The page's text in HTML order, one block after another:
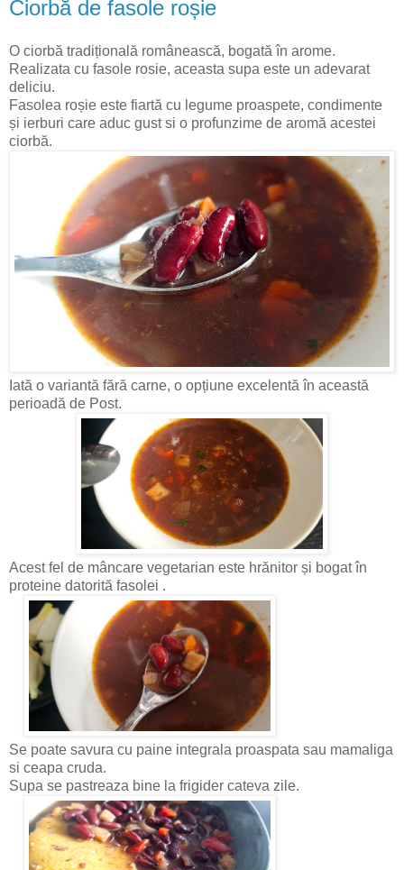
Ciorbă de fasole roșie
O ciorbă tradițională românească, bogată în arome.
Realizata cu fasole rosie, aceasta supa este un adevarat
deliciu.
Fasolea roșie este fiartă cu legume proaspete, condimente
și ierburi care aduc gust si o profunzime de aromă acestei
ciorbă.
Iată o variantă fără carne, o opțiune excelentă în această
perioadă de Post.
Acest fel de mâncare vegetarian este hrănitor și bogat în
proteine ​​datorită fasolei .
Se poate savura cu paine integrala proaspata sau mamaliga
si ceapa cruda.
Supa se pastreaza bine la frigider cateva zile.